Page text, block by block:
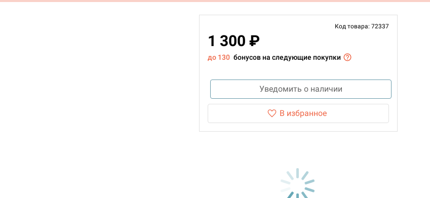
Код товара: 72337
1 300 ₽
до 130 бонусов на следующие покупки
Уведомить о наличии
В избранное